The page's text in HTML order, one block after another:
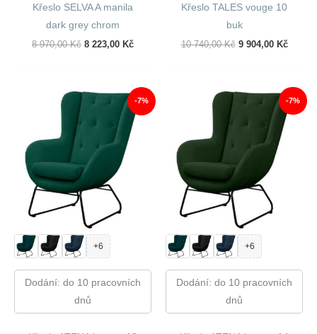
Křeslo SELVA A manila
dark grey chrom
8 970,00Kč Původní
970,00 Kč.
8 223,00 KčAktuální
223,00 Kč.
Křeslo TALES vouge 10
buk
10 740,00Kč Původní
740,00 Kč.
9 904,00 Kč
-7%
+6
Dodání: do 10 pracovních
dnů
-7%
+6
Dodání: do 10 pracovních
dnů